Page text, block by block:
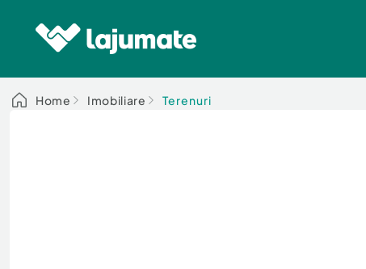
Home Imobiliare Terenuri